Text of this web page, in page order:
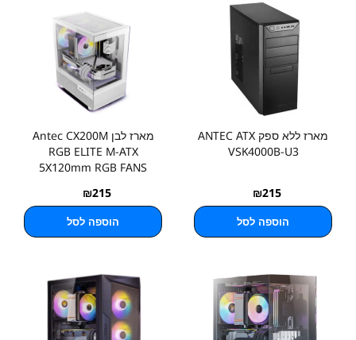
מארז ללא ספק ANTEC ATX
VSK4000B-U3
₪215
הוספה לסל
מארז לבן Antec CX200M
RGB ELITE M-ATX
5X120mm RGB FANS
₪215
הוספה לסל